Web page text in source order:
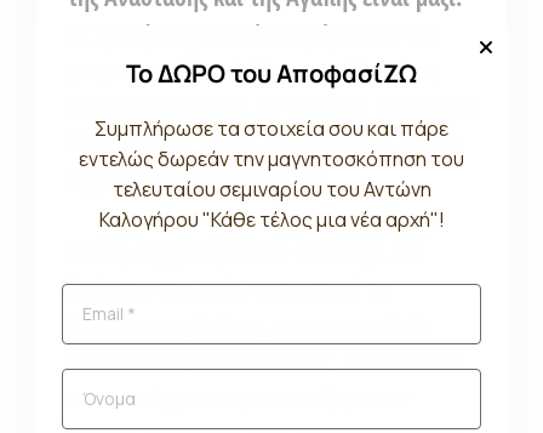
Ας κρατήσουμε αυτές τις μέρες στο νου
μας μια μεγάλη αλήθεια που λέει: Αν η
θέμα χρόνου για να εμφανιστούν. Και ας
της δώσουμε μια ευκαιρία!
θαύματα της Ζωής, ουσιαστικά τα
θαύματα της Αγάπης, να συναντηθούν
μέσα στις καρδιές όλων μας, σε μια κοινή
και ταυτόχρονα προσωπική για τον
Το ΔΩΡΟ του ΑποφασίΖΩ
Συμπλήρωσε τα στοιχεία σου και πάρε
εντελώς δωρεάν την μαγνητοσκόπηση του
τελευταίου σεμιναρίου του Αντώνη
Καλογήρου "Κάθε τέλος μια νέα αρχή"!